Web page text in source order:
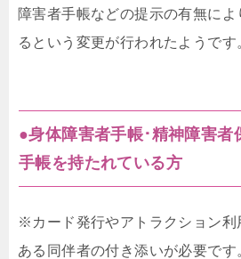
障害者手帳などの提示の有無に
るという変更が行われたようです
●身体障害者手帳･精神障害者
手帳を持たれている方
※カード発行やアトラクション利
ある同伴者の付き添いが必要です